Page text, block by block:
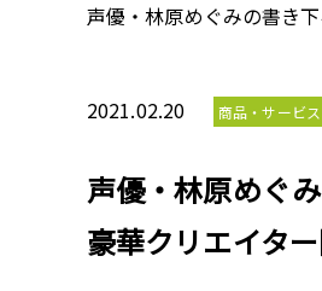
声優・林原めぐみの書き
2021.02.20 商品・サービ
声優・林原めぐ
豪華クリエイタ